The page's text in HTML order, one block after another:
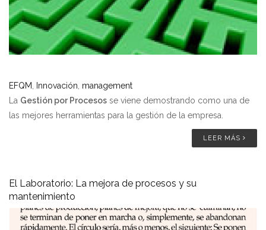
EFQM Innovación management
La Gestión por Procesos se viene demostrando como una de
las mejores herramientas para la gestión de la empresa.
LEER MÁS
El Laboratorio: La mejora de procesos y su
mantenimiento